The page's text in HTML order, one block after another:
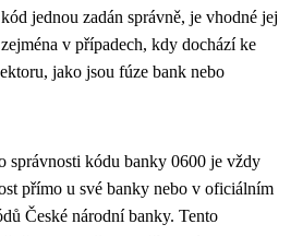
jednou zadán správně, je vhodné jej
v případech, kdy dochází ke
jako jsou fúze bank nebo
správnosti kódu banky 0600 je vždy
přímo u své banky nebo v oficiálním
České národní banky. Tento